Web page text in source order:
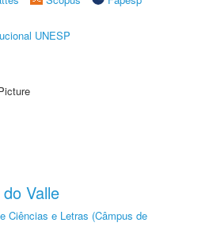
UNESP
Valle
Ciências e Letras (Câmpus de